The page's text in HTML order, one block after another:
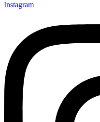
Instagram